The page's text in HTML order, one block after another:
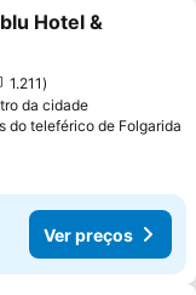
favoritos
Hotel &
1.211
da cidade
do teleférico de Folgarida
Ver preços